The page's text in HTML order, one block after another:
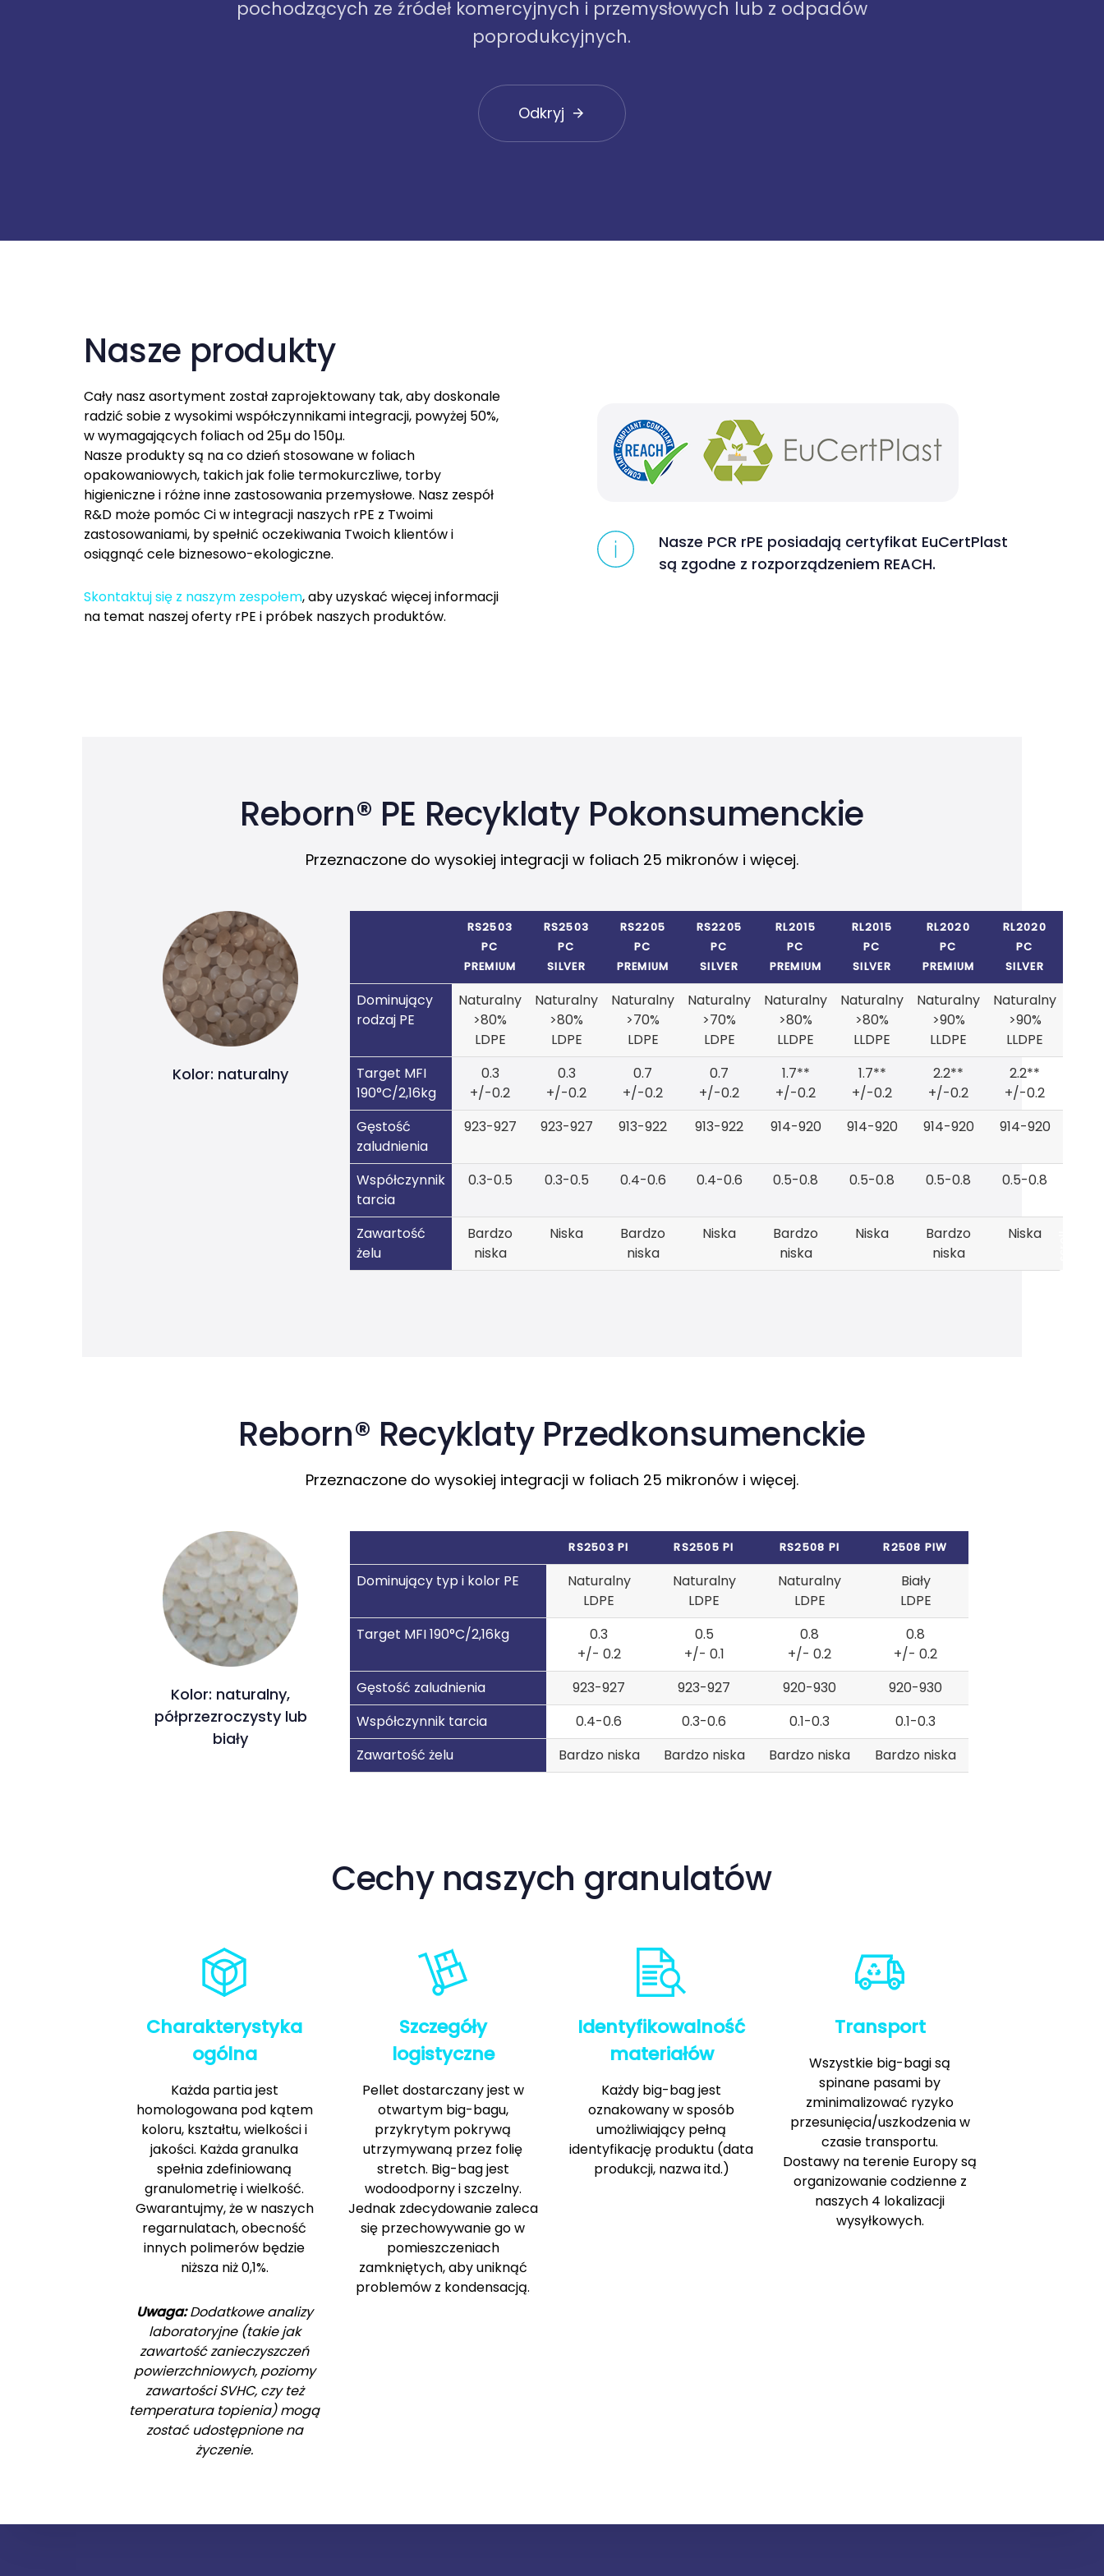
pochodzących ze źródeł komercyjnych i przemysłowych lub z odpadów
poprodukcyjnych.
Odkryj
Nasze produkty
Cały nasz asortyment został zaprojektowany tak, aby doskonale
radzić sobie z wysokimi współczynnikami integracji, powyżej 50%,
w wymagających foliach od 25µ do 150µ.
Nasze produkty są na co dzień stosowane w foliach
opakowaniowych, takich jak folie termokurczliwe, torby
higieniczne i różne inne zastosowania przemysłowe. Nasz zespół
R&D może pomóc Ci w integracji naszych rPE z Twoimi
zastosowaniami, by spełnić oczekiwania Twoich klientów i
osiągnąć cele biznesowo-ekologiczne.
Skontaktuj się z naszym zespołem, aby uzyskać więcej informacji
na temat naszej oferty rPE i próbek naszych produktów.
Nasze PCR rPE posiadają certyfikat EuCertPlast
są zgodne z rozporządzeniem REACH.
Reborn® PE Recyklaty Pokonsumenckie
Przeznaczone do wysokiej integracji w foliach 25 mikronów i więcej.
Kolor: naturalny
RS2503
PC
PREMIUM
RS2503
PC
SILVER
RS2205
PC
PREMIUM
RS2205
PC
SILVER
RL2015
PC
PREMIUM
RL2015
PC
SILVER
RL2020
PC
PREMIUM
RL2020
PC
SILVER
Dominujący
rodzaj PE
Naturalny
>80%
LDPE
Naturalny
>80%
LDPE
Naturalny
>70%
LDPE
Naturalny
>70%
LDPE
Naturalny
>80%
LLDPE
Naturalny
>80%
LLDPE
Naturalny
>90%
LLDPE
Naturalny
>90%
LLDPE
Target MFI
190°C/2,16kg
0.3
+/-0.2
0.3
+/-0.2
0.7
+/-0.2
0.7
+/-0.2
1.7**
+/-0.2
1.7**
+/-0.2
2.2**
+/-0.2
2.2**
+/-0.2
Gęstość
zaludnienia
923-927 923-927 913-922 913-922 914-920 914-920 914-920 914-920
Współczynnik
tarcia
0.3-0.5 0.3-0.5 0.4-0.6 0.4-0.6 0.5-0.8 0.5-0.8 0.5-0.8 0.5-0.8
Zawartość
żelu
Bardzo
niska
Niska
Bardzo
niska
Niska
Bardzo
niska
Niska
Bardzo
niska
Niska
Reborn® Recyklaty Przedkonsumenckie
Przeznaczone do wysokiej integracji w foliach 25 mikronów i więcej.
Kolor: naturalny,
półprzezroczysty lub
biały
RS2503 PI RS2505 PI RS2508 PI R2508 PIW
Dominujący typ i kolor PE
Naturalny
LDPE
Naturalny
LDPE
Naturalny
LDPE
Biały
LDPE
Target MFI 190°C/2,16kg
0.3
+/- 0.2
0.5
+/- 0.1
0.8
+/- 0.2
0.8
+/- 0.2
Gęstość zaludnienia
923-927 923-927 920-930
920-930
Współczynnik tarcia
0.4-0.6 0.3-0.6 0.1-0.3
0.1-0.3
Zawartość żelu
Bardzo niska Bardzo niska Bardzo niska Bardzo niska
Cechy naszych granulatów
Charakterystyka
ogólna
Każda partia jest
homologowana pod kątem
koloru, kształtu, wielkości i
jakości. Każda granulka
spełnia zdefiniowaną
granulometrię i wielkość.
Gwarantujmy, że w naszych
regarnulatach, obecność
innych polimerów będzie
niższa niż 0,1%.
Uwaga:Dodatkowe analizy
laboratoryjne (takie jak
zawartość zanieczyszczeń
powierzchniowych, poziomy
zawartości SVHC, czy też
temperatura topienia) mogą
zostać udostępnione na
życzenie.
Szczegóły
logistyczne
Pellet dostarczany jest w
otwartym big-bagu,
przykrytym pokrywą
utrzymywaną przez folię
stretch. Big-bag jest
wodoodporny i szczelny.
Jednak zdecydowanie zaleca
się przechowywanie go w
pomieszczeniach
zamkniętych, aby uniknąć
problemów z kondensacją.
Identyfikowalność
materiałów
Każdy big-bag jest
oznakowany w sposób
umożliwiający pełną
identyfikację produktu (data
produkcji, nazwa itd.)
Transport
Wszystkie big-bagi są
spinane pasami by
zminimalizować ryzyko
przesunięcia/uszkodzenia w
czasie transportu.
Dostawy na terenie Europy są
organizowanie codzienne z
naszych 4 lokalizacji
wysyłkowych.